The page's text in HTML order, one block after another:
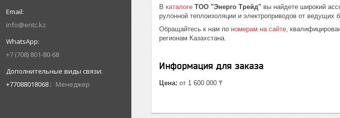
info@entc.kz
+7 (708) 801-80-68
+77088018068 Менеджер
В каталоге ТОО "Энерго Трейд" вы найдете широкий
рулонной теплоизоляции и электроприводов от
Обращайтесь к нам по номерам на сайте,
регионам Казахстана.
Информация для заказа
Цена: от 1 600 000 ₸